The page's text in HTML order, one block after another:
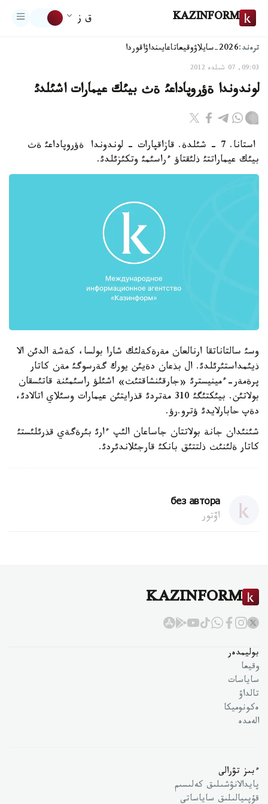
KAZINFORM ق ز
ترەند:2026-سايلاۋ وقيعاتاعايىنداۋاقوردا
09:03, 07 شىلدە 2012
لوندوندا ةؤروپاداعئ ةث بيئك عيمارات اشئلدئ
استانا. 7 - شئلدة. قازاقپارات - لوندوندا ةؤروپاداعئ ةث
بيئك عيماراتتئ ذلئقتاؤ ءراسئمئ وتكئزئلدئ.
وسئ سالتاناتقا ارنالعان مةرةكةلئك شارا بولسا، كةشة الدئن الا
ذيئمداستئرئلدئ. ال بذعان دةيئن يورك گةرسوگئ مةن كاتار
پرةمةر-ءمينيسترئ «جارقئنشاقتئث» اشئلؤ راسئمئنة قاتئسقان
بولاتئن. بيئكتئگئ 310 مةتردئ قذرايتئن عيمارات وسئلاي اتالادئ،
دةپ حابارلايدئ ؤترو.رؤ.
شئنئدان جانة بولاتتان جاساعان الئپ ءارئ بئرةگةي قذرئلئستئ
كاتار ةلئنئث ذلتتئق بانكئ قارجئلاندئردئ.
без автора
اۆتور
KAZINFORM
بوليمدەر
وقيعا
ساياسات
تالداۋ
ەكونوميكا
الەمدە
ءبىز تۋرالى
پايدالانۋشىلىق كەلىسىم
قۇپىيالىلىق ساياساتى